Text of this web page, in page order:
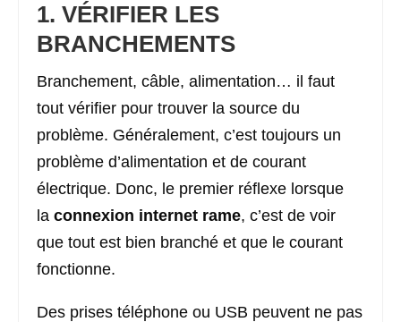
1. VÉRIFIER LES
BRANCHEMENTS
Branchement, câble, alimentation… il faut
tout vérifier pour trouver la source du
problème. Généralement, c’est toujours un
problème d’alimentation et de courant
électrique. Donc, le premier réflexe lorsque
la connexion internet rame, c’est de voir
que tout est bien branché et que le courant
fonctionne.
Des prises téléphone ou USB peuvent ne pas